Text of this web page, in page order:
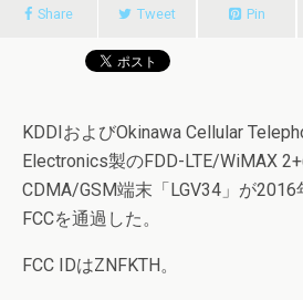
Share Tweet Pin
KDDIおよびOkinawa Cellular
Electronics製のFDD-LTE/WiMAX
CDMA/GSM端末「LGV34」が
FCCを通過した。
FCC IDはZNFKTH。